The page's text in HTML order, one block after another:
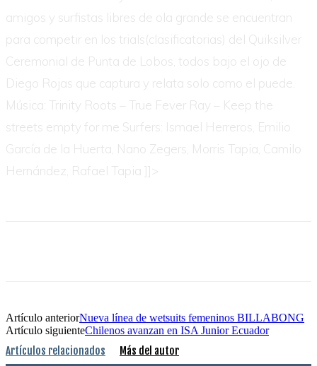
amigos y surfistas libres de ola grande se encuentran
para competir en los trials(clasificatorias) del Quiksilver
Ceremonial de Punta de Lobos, todos bajo el ojo de
Diego Rojas que captura y relata solo como el puede.
Música: Trinity Roots – True Fever Ray – Keep the
streets empty for me Surfers: Ismael Herreros, Emilio
García de la Huerta, Nano Zegers, Morris Tapia, Camilo
Hernández, Rafael Tapia ]]>
Artículo anteriorNueva línea de wetsuits femeninos BILLABONG
Artículo siguienteChilenos avanzan en ISA Junior Ecuador
Artículos relacionados Más del autor